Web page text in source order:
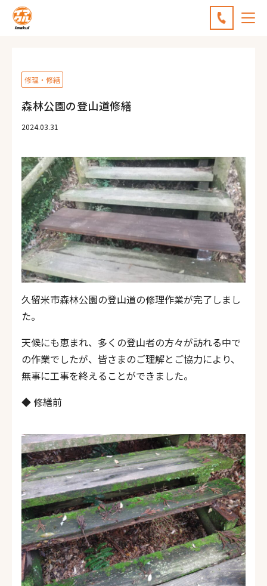
修理・修繕
森林公園の登山道修繕
2024.03.31
久留米市森林公園の登山道の修理作業が完了しまし
た。
天候にも恵まれ、多くの登山者の方々が訪れる中で
の作業でしたが、皆さまのご理解とご協力により、
無事に工事を終えることができました。
◆ 修繕前